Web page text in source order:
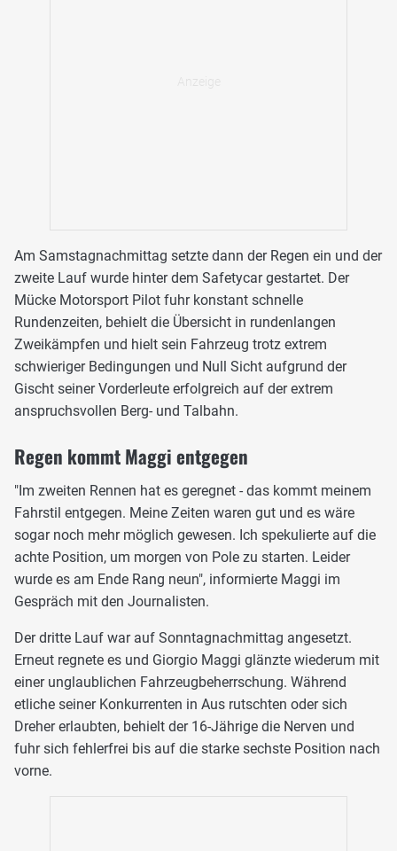
Am Samstagnachmittag setzte dann der Regen ein und der
zweite Lauf wurde hinter dem Safetycar gestartet. Der
Mücke Motorsport Pilot fuhr konstant schnelle
Rundenzeiten, behielt die Übersicht in rundenlangen
Zweikämpfen und hielt sein Fahrzeug trotz extrem
schwieriger Bedingungen und Null Sicht aufgrund der
Gischt seiner Vorderleute erfolgreich auf der extrem
anspruchsvollen Berg- und Talbahn.
Regen kommt Maggi entgegen
"Im zweiten Rennen hat es geregnet - das kommt meinem
Fahrstil entgegen. Meine Zeiten waren gut und es wäre
sogar noch mehr möglich gewesen. Ich spekulierte auf die
achte Position, um morgen von Pole zu starten. Leider
wurde es am Ende Rang neun", informierte Maggi im
Gespräch mit den Journalisten.
Der dritte Lauf war auf Sonntagnachmittag angesetzt.
Erneut regnete es und Giorgio Maggi glänzte wiederum mit
einer unglaublichen Fahrzeugbeherrschung. Während
etliche seiner Konkurrenten in Aus rutschten oder sich
Dreher erlaubten, behielt der 16-Jährige die Nerven und
fuhr sich fehlerfrei bis auf die starke sechste Position nach
vorne.